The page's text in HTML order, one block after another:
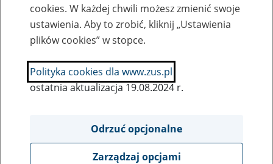
SZUKAJ
Ukryj wszystkie pozycje bazy
cookies. W każdej chwili możesz zmienić swoje
ustawienia. Aby to zrobić, kliknij „Ustawienia
plików cookies” w stopce.
Polityka cookies dla www.zus.pl
ostatnia aktualizacja 19.08.2024 r.
Odrzuć opcjonalne
Zarządzaj opcjami